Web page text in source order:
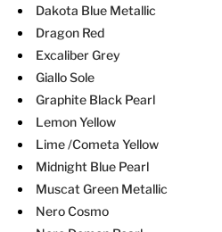
Dakota Blue Metallic
Dragon Red
Excaliber Grey
Giallo Sole
Graphite Black Pearl
Lemon Yellow
Lime /Cometa Yellow
Midnight Blue Pearl
Muscat Green Metallic
Nero Cosmo